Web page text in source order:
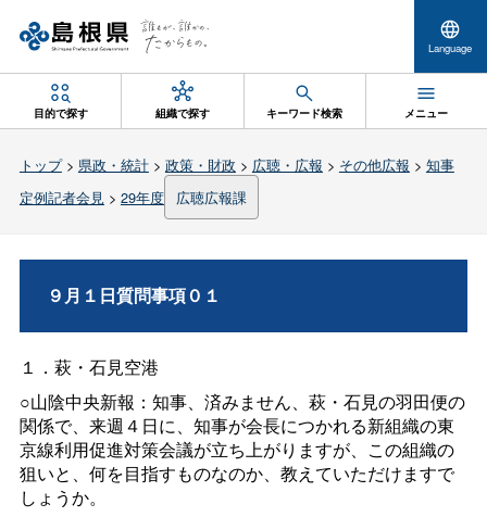
Language
目的で探す 組織で探す キーワード検索 メニュー
トップ> 県政・統計> 政策・財政 > 広聴・広報 > その他広報 > 知事
定例記者会見> 29年度 広聴広報課
９月１日質問事項０１
１．萩・石見空港
○山陰中央新報：知事、済みません、萩・石見の羽田便の
関係で、来週４日に、知事が会長につかれる新組織の東
京線利用促進対策会議が立ち上がりますが、この組織の
狙いと、何を目指すものなのか、教えていただけますで
しょうか。